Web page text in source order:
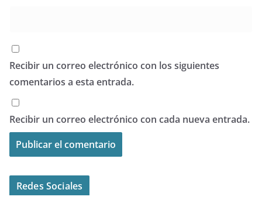
Recibir un correo electrónico con los siguientes
comentarios a esta entrada.
Recibir un correo electrónico con cada nueva entrada.
Redes Sociales